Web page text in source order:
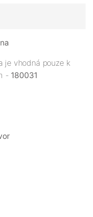
je vhodná pouze k
- 180031